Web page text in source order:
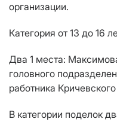
организации.
Категория от 13 до 16
Два 1 места:
головного
работника
В категории поделок